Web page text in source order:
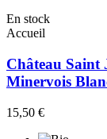
En stock
Accueil
Château Saint
Minervois
15,50 €